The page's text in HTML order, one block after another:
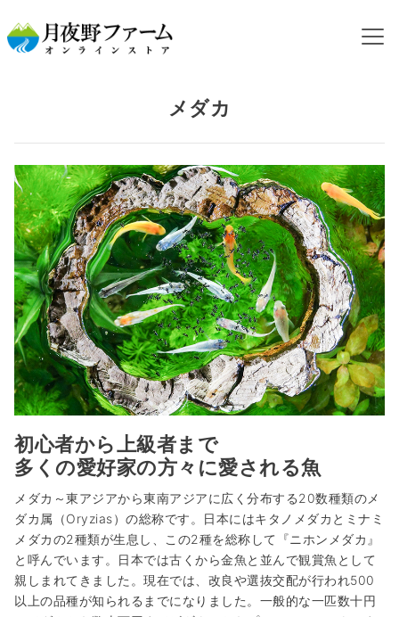
メダカ
初心者から上級者まで
多くの愛好家の方々に愛される魚
メダカ～東アジアから東南アジアに広く分布する20数種類のメ
ダカ属（Oryzias）の総称です。日本にはキタノメダカとミナミ
メダカの2種類が生息し、この2種を総称して『ニホンメダカ』
と呼んでいます。日本では古くから金魚と並んで観賞魚として
親しまれてきました。現在では、改良や選抜交配が行われ500
以上の品種が知られるまでになりました。一般的な一匹数十円